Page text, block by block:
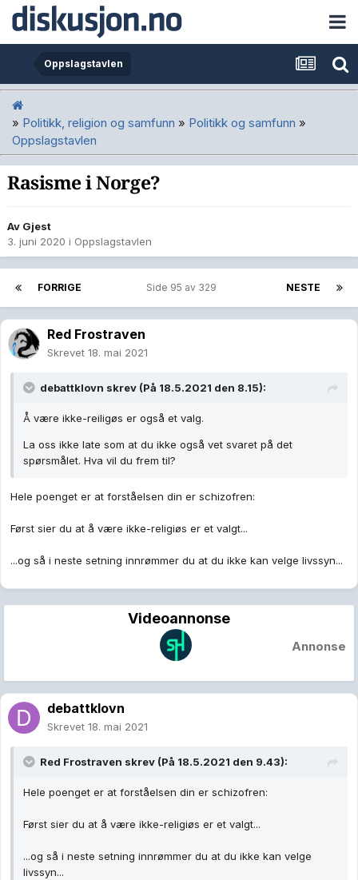
Oppslagstavlen
» Politikk, religion og samfunn » Politikk og samfunn »
Oppslagstavlen
Rasisme i Norge?
Av Gjest
3. juni 2020 i Oppslagstavlen
FORRIGE NESTE
Side 95 av 329
Red Frostraven
Skrevet 18. mai 2021
debattklovn skrev (På 18.5.2021 den 8.15):
Å være ikke-reiligøs er også et valg.
La oss ikke late som at du ikke også vet svaret på det
spørsmålet. Hva vil du frem til?
Hele poenget er at forståelsen din er schizofren:
Først sier du at å være ikke-religiøs er et valgt...
...og så i neste setning innrømmer du at du ikke kan velge livssyn...
Videoannonse
Annonse
debattklovn
Skrevet 18. mai 2021
Red Frostraven skrev (På 18.5.2021 den 9.43):
Hele poenget er at forståelsen din er schizofren:
Først sier du at å være ikke-religiøs er et valgt...
...og så i neste setning innrømmer du at du ikke kan velge
livssyn...